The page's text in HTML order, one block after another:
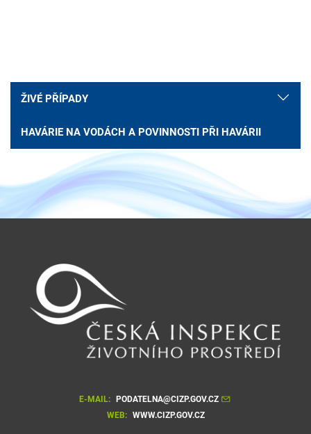
ŽIVÉ PŘÍPADY
HAVÁRIE NA VODÁCH A POVINNOSTI PŘI HAVÁRII
E-MAIL: PODATELNA@CIZP.GOV.CZ
WEB: WWW.CIZP.GOV.CZ